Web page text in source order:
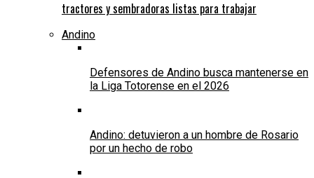
tractores y sembradoras listas para trabajar
Andino
Defensores de Andino busca mantenerse en
la Liga Totorense en el 2026
Andino: detuvieron a un hombre de Rosario
por un hecho de robo